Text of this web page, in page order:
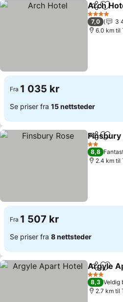
Del
Arch
4 Stjerner
7,0
3
6.0 km til
Fra 1 035 kr
Se priser fra 15 nettsteder
Del
Finsbury
2 Stjerner
8,8
2.4 km til
Fra 1 507 kr
Se priser fra 8 nettsteder
Del
Argyle
3 Stjerner
8,3 Veldig
2.7 km til